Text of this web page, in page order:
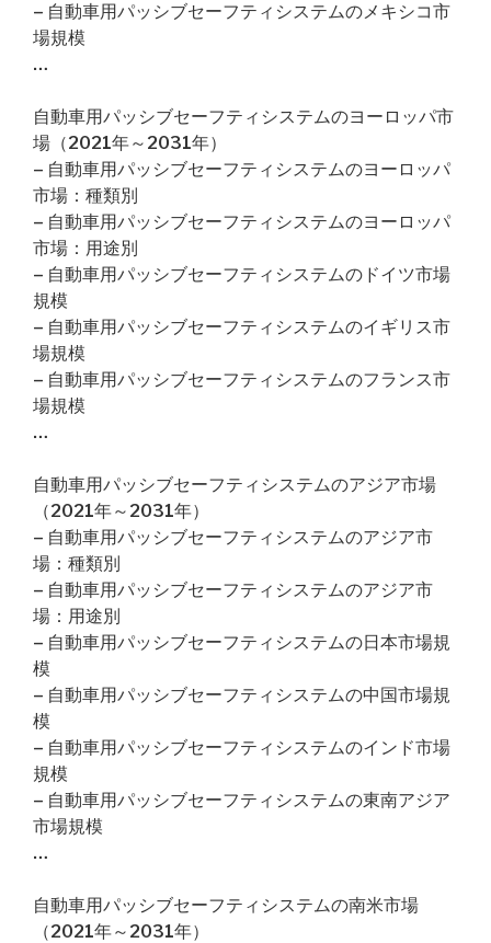
– 自動車用パッシブセーフティシステムのメキシコ市
場規模
…
自動車用パッシブセーフティシステムのヨーロッパ市
場（2021年～2031年）
– 自動車用パッシブセーフティシステムのヨーロッパ
市場：種類別
– 自動車用パッシブセーフティシステムのヨーロッパ
市場：用途別
– 自動車用パッシブセーフティシステムのドイツ市場
規模
– 自動車用パッシブセーフティシステムのイギリス市
場規模
– 自動車用パッシブセーフティシステムのフランス市
場規模
…
自動車用パッシブセーフティシステムのアジア市場
（2021年～2031年）
– 自動車用パッシブセーフティシステムのアジア市
場：種類別
– 自動車用パッシブセーフティシステムのアジア市
場：用途別
– 自動車用パッシブセーフティシステムの日本市場規
模
– 自動車用パッシブセーフティシステムの中国市場規
模
– 自動車用パッシブセーフティシステムのインド市場
規模
– 自動車用パッシブセーフティシステムの東南アジア
市場規模
…
自動車用パッシブセーフティシステムの南米市場
（2021年～2031年）